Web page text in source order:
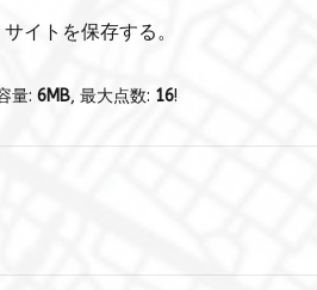
イトを保存する。
量: 6MB, 最大点数: 16!